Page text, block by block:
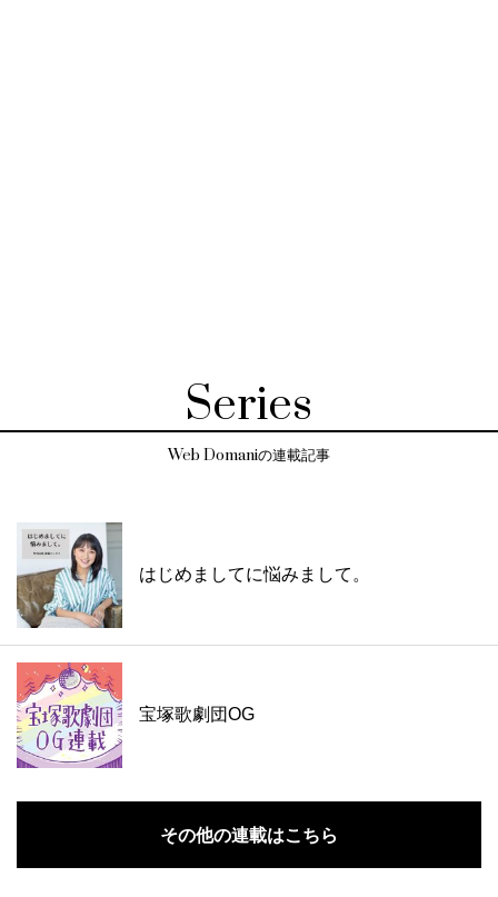
Series
Web Domaniの連載記事
はじめましてに悩みまして。
宝塚歌劇団OG
その他の連載はこちら